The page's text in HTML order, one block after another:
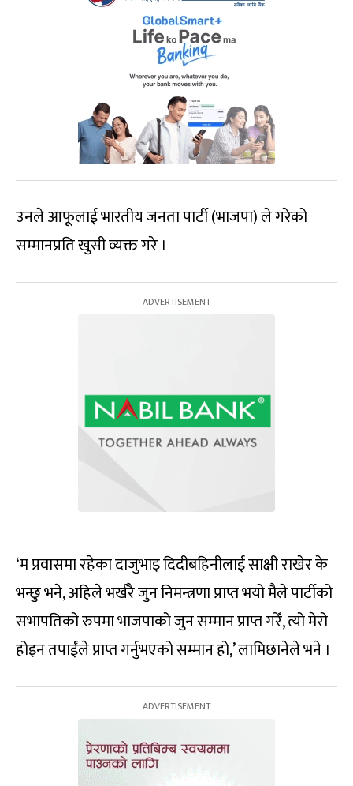
उनले आफूलाई भारतीय जनता पार्टी (भाजपा) ले गरेको
सम्मानप्रति खुसी व्यक्त गरे ।
‘म प्रवासमा रहेका दाजुभाइ दिदीबहिनीलाई साक्षी राखेर के
भन्छु भने, अहिले भर्खरै जुन निमन्त्रणा प्राप्त भयो मैले पार्टीको
सभापतिको रुपमा भाजपाको जुन सम्मान प्राप्त गरेँ, त्यो मेरो
होइन तपाईंले प्राप्त गर्नुभएको सम्मान हो,’ लामिछानेले भने ।